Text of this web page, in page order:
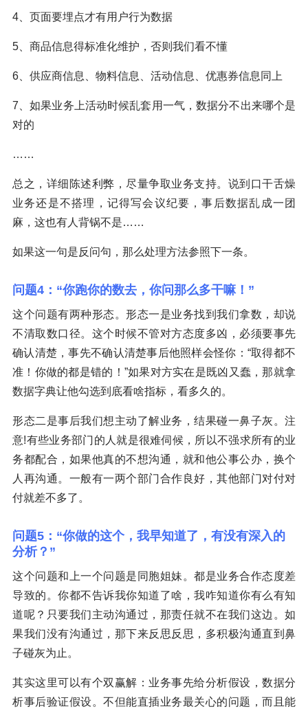
4、页面要埋点才有用户行为数据
5、商品信息得标准化维护，否则我们看不懂
6、供应商信息、物料信息、活动信息、优惠券信息同上
7、如果业务上活动时候乱套用一气，数据分不出来哪个是
对的
……
总之，详细陈述利弊，尽量争取业务支持。说到口干舌燥
业务还是不搭理，记得写会议纪要，事后数据乱成一团
麻，这也有人背锅不是……
如果这一句是反问句，那么处理方法参照下一条。
问题4：“你跑你的数去，你问那么多干嘛！”
这个问题有两种形态。形态一是业务找到我们拿数，却说
不清取数口径。这个时候不管对方态度多凶，必须要事先
确认清楚，事先不确认清楚事后他照样会怪你：“取得都不
准！你做的都是错的！”如果对方实在是既凶又蠢，那就拿
数据字典让他勾选到底看啥指标，看多久的。
形态二是事后我们想主动了解业务，结果碰一鼻子灰。注
意!有些业务部门的人就是很难伺候，所以不强求所有的业
务都配合，如果他真的不想沟通，就和他公事公办，换个
人再沟通。一般有一两个部门合作良好，其他部门对付对
付就差不多了。
问题5：“你做的这个，我早知道了，有没有深入的
分析？”
这个问题和上一个问题是同胞姐妹。都是业务合作态度差
导致的。你都不告诉我你知道了啥，我咋知道你有么有知
道呢？只要我们主动沟通过，那责任就不在我们这边。如
果我们没有沟通过，那下来反思反思，多积极沟通直到鼻
子碰灰为止。
其实这里可以有个双赢解：业务事先给分析假设，数据分
析事后验证假设。不但能直插业务最关心的问题，而且能